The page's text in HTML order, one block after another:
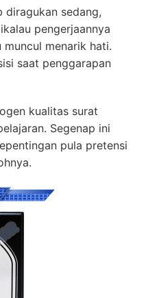
sedang,
pengerjaannya
menarik hati.
saat penggarapan
kualitas surat
Segenap ini
pula pretensi